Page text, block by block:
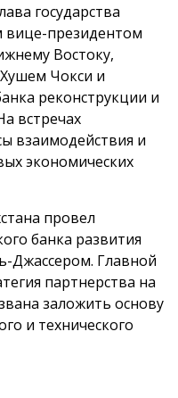
государства
вице-президентом
Востоку,
Чокси и
реконструкции и
встречах
взаимодействия и
экономических
провел
банка развития
Джассером. Главной
партнерства на
заложить основу
и технического